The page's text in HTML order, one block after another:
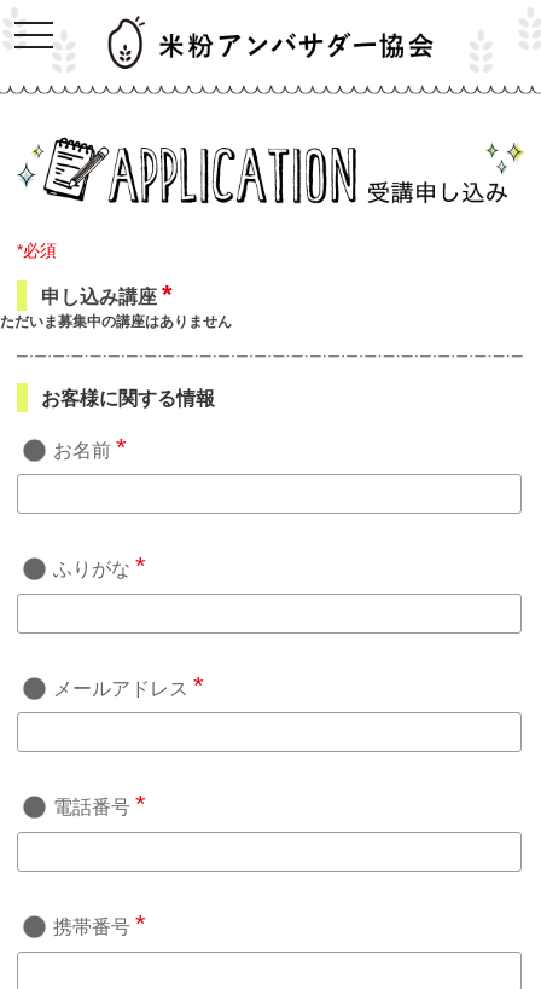
*必須
申し込み講座 *
ただいま募集中の講座はありません
お客様に関する情報
お名前 *
ふりがな *
メールアドレス *
電話番号 *
携帯番号 *